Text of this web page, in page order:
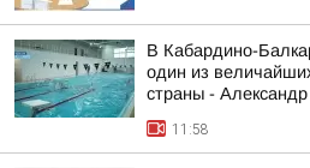
В Кабардино-
один из
страны -
11:58